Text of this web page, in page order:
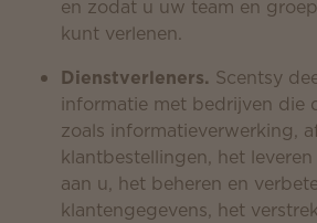
en zodat u uw team en
kunt verlenen.
Dienstverleners. Scentsy
informatie met bedrijven die
zoals informatieverwerking,
klantbestellingen, het
aan u, het beheren en
klantengegevens, het